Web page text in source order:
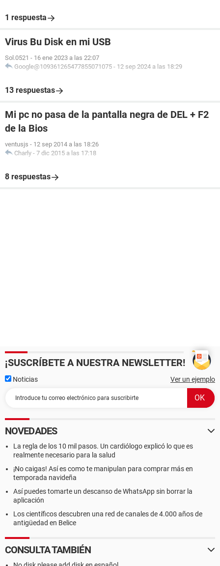
1 respuesta
Virus Bu Disk en mi USB
Sol.0521 - 16 ene 2023 a las 22:07
Google@109361265477855071075 - 12 sep 2024 a las 18:29
13 respuestas
Mi pc no pasa de la pantalla negra de DEL + F2
de la Bios
ventusjs - 12 sep 2014 a las 18:26
Charly - 7 dic 2015 a las 17:18
8 respuestas
¡SUSCRÍBETE A NUESTRA NEWSLETTER!
Noticias Ver un ejemplo
NOVEDADES
La regla de los 10 mil pasos. Un cardiólogo explicó lo que es
realmente necesario para la salud
¡No caigas! Así es como te manipulan para comprar más en
temporada navideña
Así puedes tomarte un descanso de WhatsApp sin borrar la
aplicación
Los científicos descubren una red de canales de 4.000 años de
antigüedad en Belice
CONSULTA TAMBIÉN